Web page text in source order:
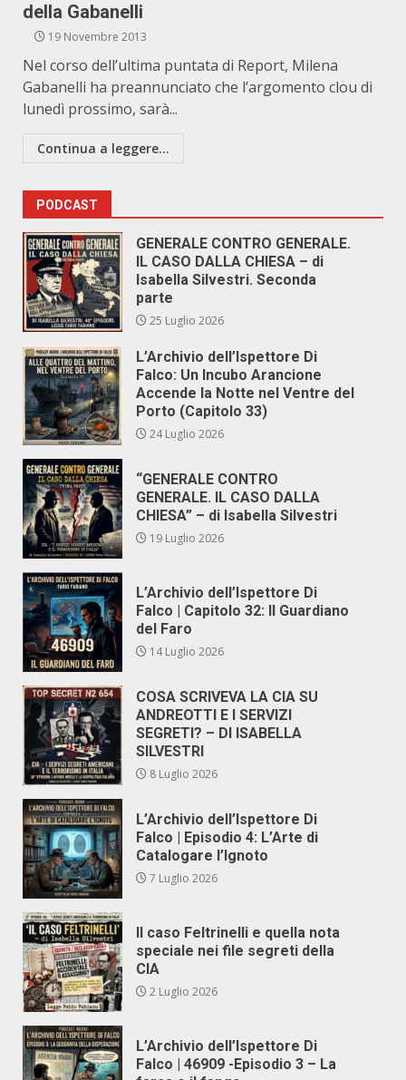
della Gabanelli
19 Novembre 2013
Nel corso dell’ultima puntata di Report, Milena
Gabanelli ha preannunciato che l’argomento clou di
lunedì prossimo, sarà...
Continua a leggere...
PODCAST
GENERALE CONTRO GENERALE.
IL CASO DALLA CHIESA – di
Isabella Silvestri. Seconda
parte
25 Luglio 2026
L’Archivio dell’Ispettore Di
Falco: Un Incubo Arancione
Accende la Notte nel Ventre del
Porto (Capitolo 33)
24 Luglio 2026
“GENERALE CONTRO
GENERALE. IL CASO DALLA
CHIESA” – di Isabella Silvestri
19 Luglio 2026
L’Archivio dell’Ispettore Di
Falco | Capitolo 32: Il Guardiano
del Faro
14 Luglio 2026
COSA SCRIVEVA LA CIA SU
ANDREOTTI E I SERVIZI
SEGRETI? – DI ISABELLA
SILVESTRI
8 Luglio 2026
L’Archivio dell’Ispettore Di
Falco | Episodio 4: L’Arte di
Catalogare l’Ignoto
7 Luglio 2026
Il caso Feltrinelli e quella nota
speciale nei file segreti della
CIA
2 Luglio 2026
L’Archivio dell’Ispettore Di
Falco | 46909 -Episodio 3 – La